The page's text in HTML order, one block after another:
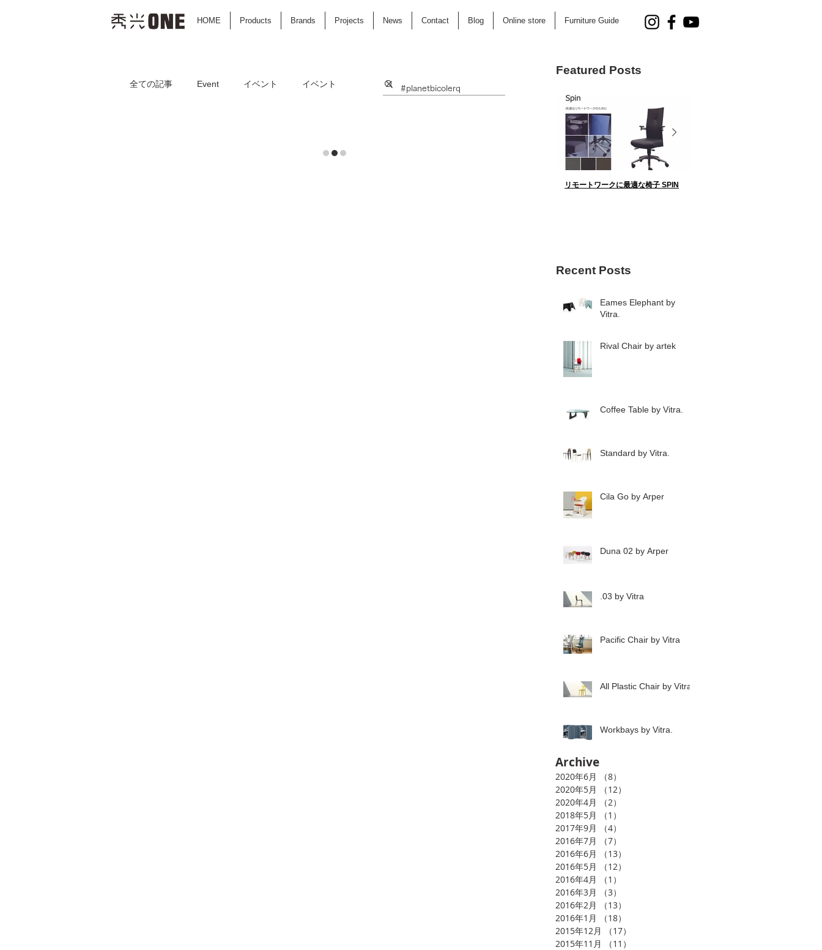
HOME Products Brands Projects News Contact Blog Online store Furniture Guide
全ての記事 Event イベント イベント
Featured Posts
リモートワークに最適な椅子 SPIN
Recent Posts
Eames Elephant by
Vitra.
Rival Chair by artek
Coffee Table by Vitra.
Standard by Vitra.
Cila Go by Arper
Duna 02 by Arper
.03 by Vitra
Pacific Chair by Vitra
All Plastic Chair by Vitra
Workbays by Vitra.
Archive
2020年6月 （8）
2020年5月
（12）
2020年4月
（2）
2018年5月
（1）
2017年9月
（4）
2016年7月
（7）
2016年6月
（13）
2016年5月
（12）
2016年4月
（1）
2016年3月
（3）
2016年2月
（13）
2016年1月
（18）
2015年12月
（17）
2015年11月
（11）